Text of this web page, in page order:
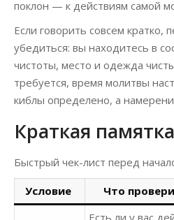
поклон — к действиям самой
Если говорить совсем кратко,
убедиться: вы находитесь в
чистоты, место и одежда
требуется, время молитвы
киблы определено, а
Краткая памятка
Быстрый чек-лист перед
Условие Что
Есть ли у вас